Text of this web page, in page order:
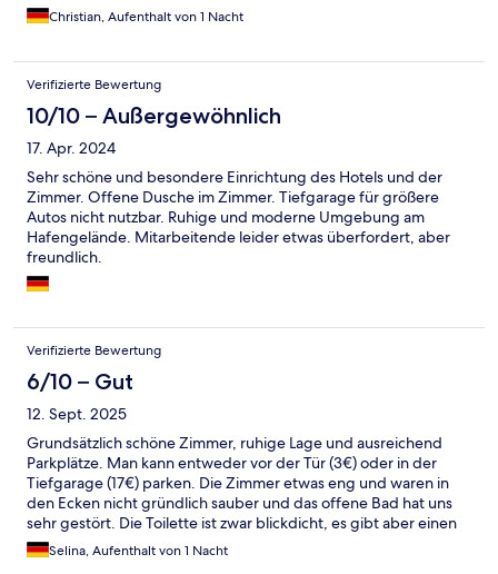
Christian, Aufenthalt von 1 Nacht
Verifizierte Bewertung
10/10 – Außergewöhnlich
17. Apr. 2024
Sehr schöne und besondere Einrichtung des Hotels und der
Zimmer. Offene Dusche im Zimmer. Tiefgarage für größere
Autos nicht nutzbar. Ruhige und moderne Umgebung am
Hafengelände. Mitarbeitende leider etwas überfordert, aber
freundlich.
Verifizierte Bewertung
6/10 – Gut
12. Sept. 2025
Grundsätzlich schöne Zimmer, ruhige Lage und ausreichend
Parkplätze. Man kann entweder vor der Tür (3€) oder in der
Tiefgarage (17€) parken. Die Zimmer etwas eng und waren in
den Ecken nicht gründlich sauber und das offene Bad hat uns
sehr gestört. Die Toilette ist zwar blickdicht, es gibt aber einen
Spalt zwischen Tür und Wand. So ist man einfach keinen
Moment ungestört. Der Spiegel im Bad hat genau auf
Selina, Aufenthalt von 1 Nacht